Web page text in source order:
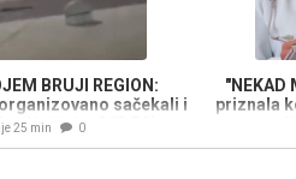
BRUJI REGION:
sačekali i
Hajduka (VIDEO)
25 min 0
"NEKAD
priznala